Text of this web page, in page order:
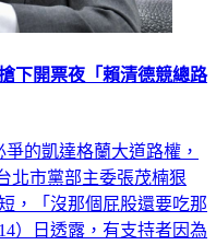
下開票夜「賴清德競總路
的凱達格蘭大道路權，
北市黨部主委張茂楠狠
，「沒那個屁股還要吃那
）日透露，有支持者因為